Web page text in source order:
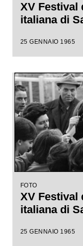
XV Festival
italiana di
25 GENNAIO 1965
FOTO
XV Festival
italiana di
25 GENNAIO 1965